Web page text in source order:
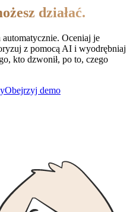
działać.
Oceniaj je
z pomocą AI i wyodrębniaj
kto dzwonił, po to, czego
Obejrzyj demo